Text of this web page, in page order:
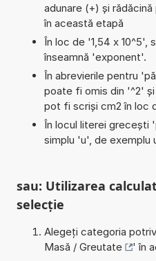
adunare (+) și
în această etapă
În loc de '1,54 x 10^5',
înseamnă 'exponent'.
În abrevierile pentru
poate fi omis din '^2'
pot fi scriși cm2 în loc
În locul literei grecești
simplu 'u', de exemplu
sau: Utilizarea
selecție
Alegeți categoria
Masă / Greutate
' în